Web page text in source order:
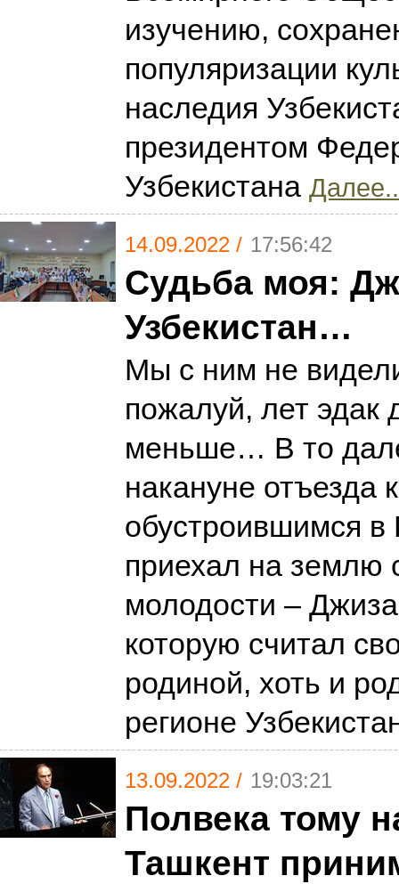
изучению,
популяризации
наследия
президентом
Узбекистана
14.09.2022 / 17:56:42
Судьба моя:
Узбекистан…
Мы с ним не
пожалуй, лет эдак
меньше… В то
накануне отъезда
обустроившимся в
приехал на землю
молодости –
которую считал
родиной, хоть и
регионе
13.09.2022 / 19:03:21
Полвека тому
Ташкент